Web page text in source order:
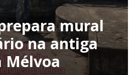
Assinatura
de Cister e ajude-nos a manter este serviço
público!
mural
na antiga
Mélvoa